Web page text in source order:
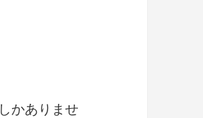
かありませ